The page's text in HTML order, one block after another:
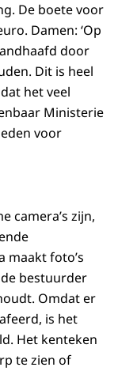
De boete voor
Damen: ‘Op
door
Dit is heel
het veel
Ministerie
voor
camera’s zijn,
maakt foto’s
bestuurder
Omdat er
is het
Het kenteken
te zien of